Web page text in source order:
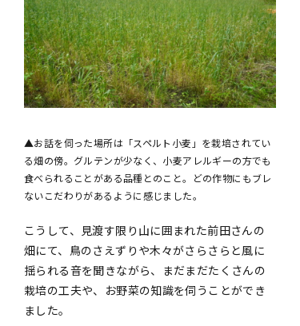
▲お話を伺った場所は「スペルト小麦」を栽培されてい
る畑の傍。グルテンが少なく、小麦アレルギーの方でも
食べられることがある品種とのこと。どの作物にもブレ
ないこだわりがあるように感じました。
こうして、見渡す限り山に囲まれた前田さんの
畑にて、鳥のさえずりや木々がさらさらと風に
揺られる音を聞きながら、まだまだたくさんの
栽培の工夫や、お野菜の知識を伺うことができ
ました。